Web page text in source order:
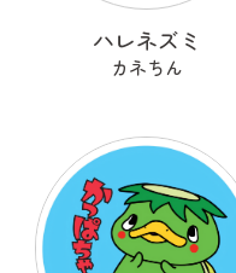
ハレネズミ
カネちん